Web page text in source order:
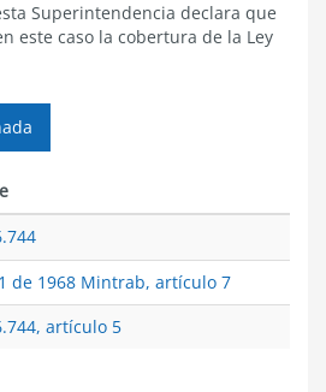
Superintendencia declara que
este caso la cobertura de la Ley
de 1968 Mintrab, artículo 7
artículo 5